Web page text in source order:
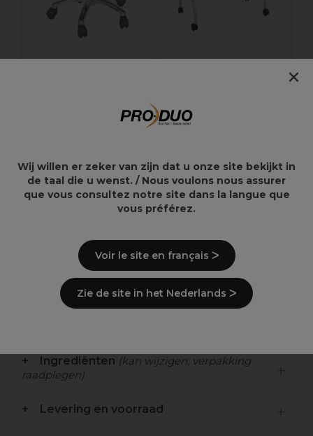
137,75€ 76,52€
geïntegreerde stofzuiger- en stofzuigerzak
> Polssteun inbegrepen
Vergrendelbare wielen voor stabiliteit
Opbergladen
Ingrediënten (kan wijzigen, verpakking
raadplegen)
Levering en voorraad
Wij willen er zeker van zijn dat u onze site bekijkt in
de taal die u wenst. / Nous voulons nous assurer
que vous consultez notre site dans la langue que
vous préférez.
Voir le site en français ᐳ
Zie de site in het Nederlands ᐳ
×